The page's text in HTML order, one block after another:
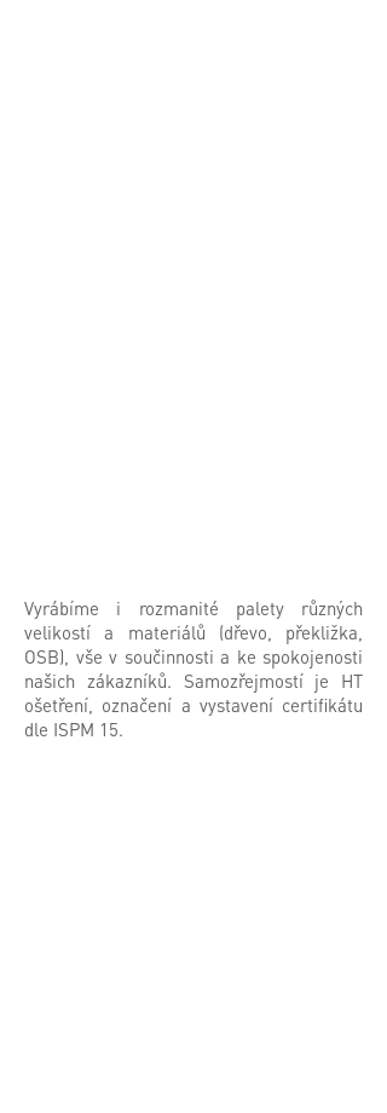
Vyrábíme i rozmanité palety různých
velikostí a materiálů (dřevo, překližka,
OSB), vše v součinnosti a ke spokojenosti
našich zákazníků. Samozřejmostí je HT
ošetření, označení a vystavení certifikátu
dle ISPM 15.